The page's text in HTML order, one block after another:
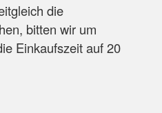
die
bitten wir um
Einkaufszeit auf 20